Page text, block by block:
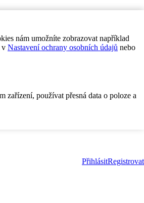
nám umožníte zobrazovat například
v Nastavení ochrany osobních údajů nebo
zařízení, používat přesná data o poloze a
PřihlásitRegistrovat